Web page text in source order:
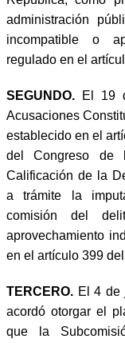
administración
incompatible o
regulado en el
SEGUNDO.
El 19
Acusaciones
establecido en el
del Congreso de
Calificación de la
a trámite la
comisión del
aprovechamiento
en el artículo 399
TERCERO. El 4 de
acordó otorgar el
que la